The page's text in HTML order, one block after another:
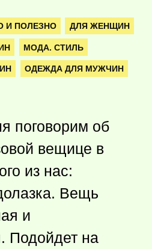
И ПОЛЕЗНО ДЛЯ ЖЕНЩИН
МОДА. СТИЛЬ
ОДЕЖДА ДЛЯ МУЖЧИН
поговорим об
вещице в
из нас:
Вещь
и
Подойдет на